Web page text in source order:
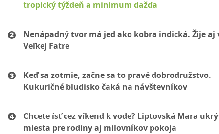
tropický týždeň a minimum dažďa
Nenápadný tvor má jed ako kobra indická. Žije aj
Veľkej Fatre
Keď sa zotmie, začne sa to pravé dobrodružstvo.
Kukuričné bludisko čaká na návštevníkov
Chcete ísť cez víkend k vode? Liptovská Mara
miesta pre rodiny aj milovníkov pokoja